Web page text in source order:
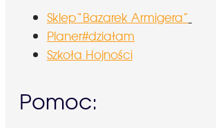
Sklep“Bazarek Armigera”
Planer#działam
Szkoła Hojności
Pomoc: